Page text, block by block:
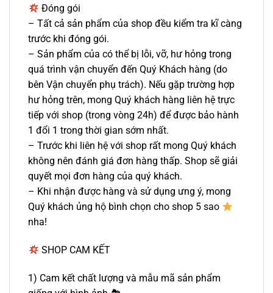
Đóng gói
– Tất cả sản phẩm của shop đều kiểm tra kĩ càng
trước khi đóng gói.
– Sản phẩm của có thể bị lỗi, vỡ, hư hỏng trong
quá trình vận chuyển đến Quý Khách hàng (do
bên Vận chuyển phụ trách). Nếu gặp trường hợp
hư hỏng trên, mong Quý khách hàng liên hệ trực
tiếp với shop (trong vòng 24h) để được bảo hành
1 đổi 1 trong thời gian sớm nhất.
– Trước khi liên hệ với shop rất mong Quý khách
không nên đánh giá đơn hàng thấp. Shop sẽ giải
quyết mọi đơn hàng của quý khách.
– Khi nhận được hàng và sử dụng ưng ý, mong
Quý khách ủng hộ bình chọn cho shop 5 sao
nha!
SHOP CAM KẾT
1) Cam kết chất lượng và mẫu mã sản phẩm